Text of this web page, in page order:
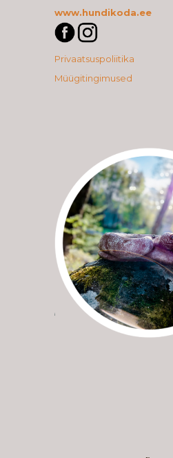
www.hundikoda.ee
Privaatsuspoliitika
Müügitingimused